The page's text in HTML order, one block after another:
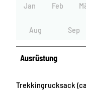
Jan Feb
Aug Sep
Ausrüstung
Trekkingrucksack